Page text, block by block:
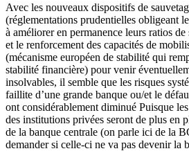
Avec les nouveaux dispositifs de
(réglementations prudentielles obligeant
à améliorer en permanence leurs ratios
et le renforcement des capacités de
(mécanisme européen de stabilité qui
stabilité financière) pour venir
insolvables, il semble que les risques
faillite d’une grande banque ou/et le
ont considérablement diminué Puisque
des institutions privées seront de plus en
de la banque centrale (on parle ici de la
demander si celle-ci ne va pas devenir la